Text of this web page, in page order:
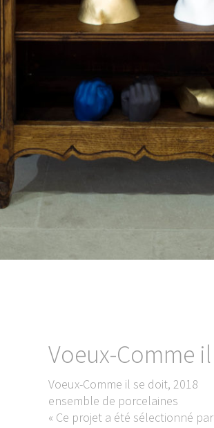
Voeux-Comme
Voeux-Comme il se doit, 2018
ensemble de porcelaines
« Ce projet a été sélectionné